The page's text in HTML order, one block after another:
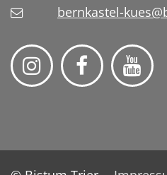
bernkastel-